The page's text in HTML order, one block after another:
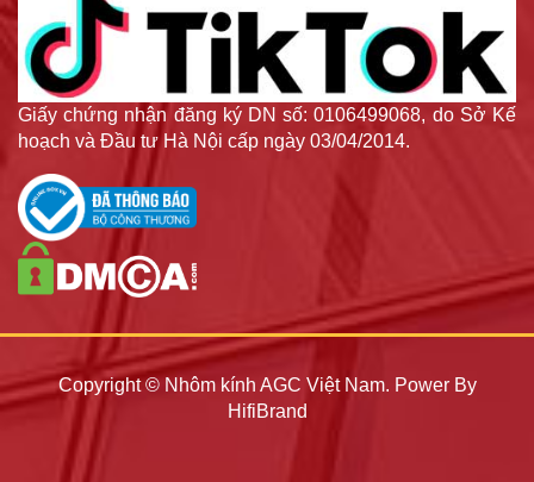
Giấy chứng nhận đăng ký DN số: 0106499068, do Sở Kế
hoạch và Đầu tư Hà Nội cấp ngày 03/04/2014.
Copyright © Nhôm kính AGC Việt Nam. Power By
HifiBrand